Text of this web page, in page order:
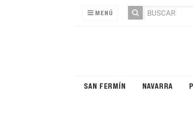
MENÚ
SAN FERMÍN NAVARRA